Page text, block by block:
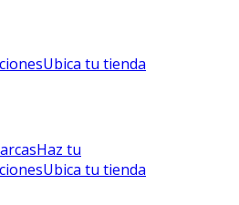
Ubica tu tienda
Haz tu
Ubica tu tienda